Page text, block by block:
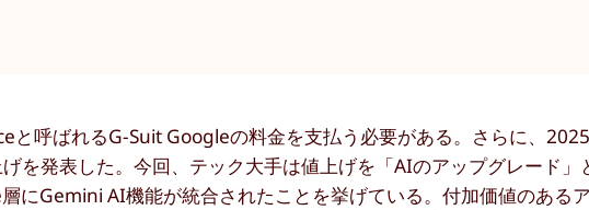
呼ばれるG-Suit Googleの料金を支払う必要がある。さらに、2025
を発表した。今回、テック大手は値上げを「AIのアップグレード」
にGemini AI機能が統合されたことを挙げている。付加価値のある